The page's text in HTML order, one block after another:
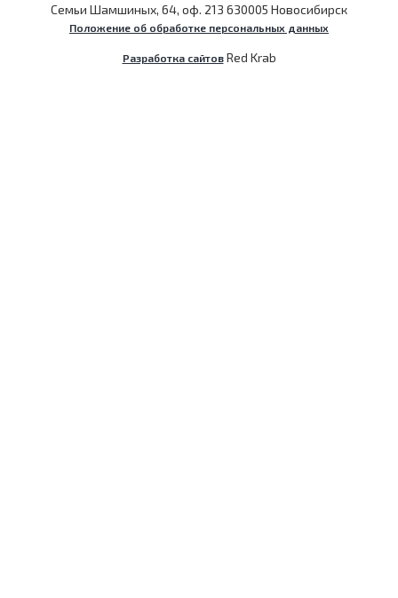
Семьи Шамшиных, 64, оф. 213 630005 Новосибирск
Положение об обработке персональных данных
Разработка сайтовRed Krab